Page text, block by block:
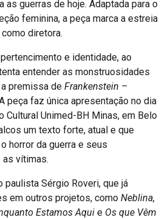
as guerras de hoje. Adaptada para o
feminina, a peça marca a estreia
diretora.
e identidade, ao
entender as monstruosidades
premissa de Frankenstein –
peça faz única apresentação no dia
Cultural Unimed-BH Minas, em Belo
um texto forte, atual e que
horror da guerra e seus
vítimas.
paulista Sérgio Roveri, que já
em outros projetos, como Neblina,
Estamos Aqui e Os que Vêm